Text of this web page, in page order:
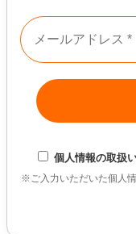
個人情報の取扱
※ご入力いただいた個人